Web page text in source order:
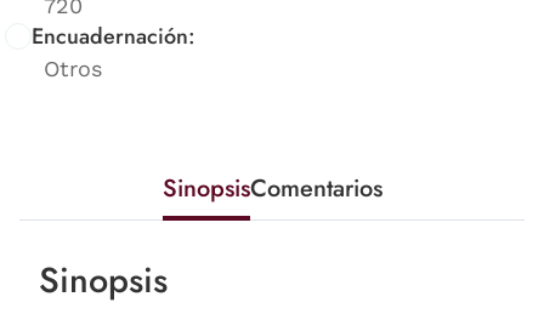
720
Encuadernación:
Otros
SinopsisComentarios
Sinopsis